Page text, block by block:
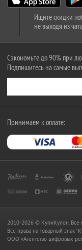
Ищите скидки
не выходя из
Сэкономьте до 90% при
Подпишитесь на самые
Принимаем к оплате:
2010-2026 © КупиКупон. Все
Все права на товарный знак
OOO «Агентство цифровых